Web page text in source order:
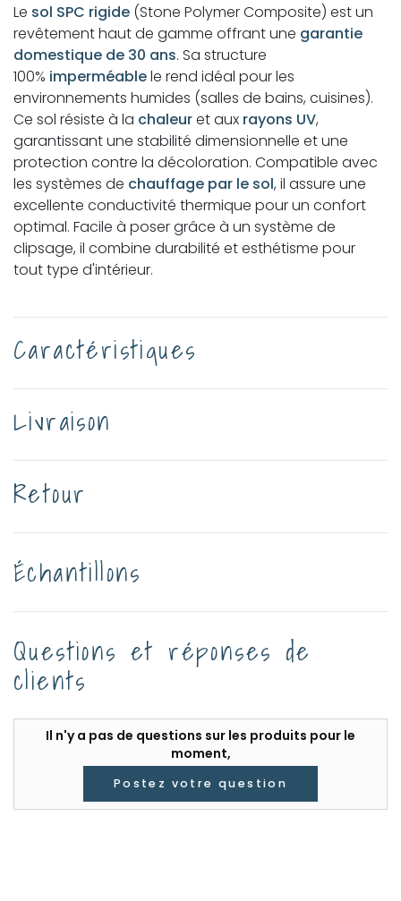
Le sol SPC rigide (Stone Polymer Composite) est un
revêtement haut de gamme offrant une garantie
domestique de 30 ans. Sa structure
100% imperméablele rend idéal pour les
environnements humides (salles de bains, cuisines).
Ce sol résiste à la chaleuret aux rayons UV,
garantissant une stabilité dimensionnelle et une
protection contre la décoloration. Compatible avec
les systèmes de chauffage par le sol, il assure une
excellente conductivité thermique pour un confort
optimal. Facile à poser grâce à un système de
clipsage, il combine durabilité et esthétisme pour
tout type d'intérieur.
Caractéristiques
Livraison
Retour
Échantillons
Questions et réponses de
clients
Il n'y a pas de questions sur les produits pour le
moment,
Postez votre question